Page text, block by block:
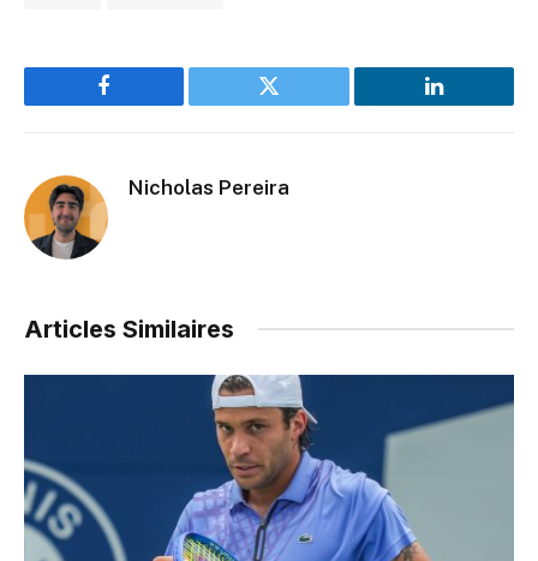
Facebook Twitter LinkedIn
Nicholas Pereira
Articles Similaires